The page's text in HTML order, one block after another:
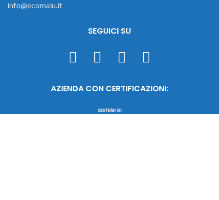
info@ecomalu.it
SEGUICI SU
AZIENDA CON CERTIFICAZIONI: